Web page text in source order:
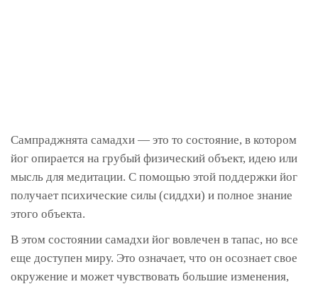
Сампраджнята самадхи — это то состояние, в котором
йог опирается на грубый физический объект, идею или
мысль для медитации. С помощью этой поддержки йог
получает психические силы (сиддхи) и полное знание
этого объекта.
В этом состоянии самадхи йог вовлечен в тапас, но все
еще доступен миру. Это означает, что он осознает свое
окружение и может чувствовать большие изменения,